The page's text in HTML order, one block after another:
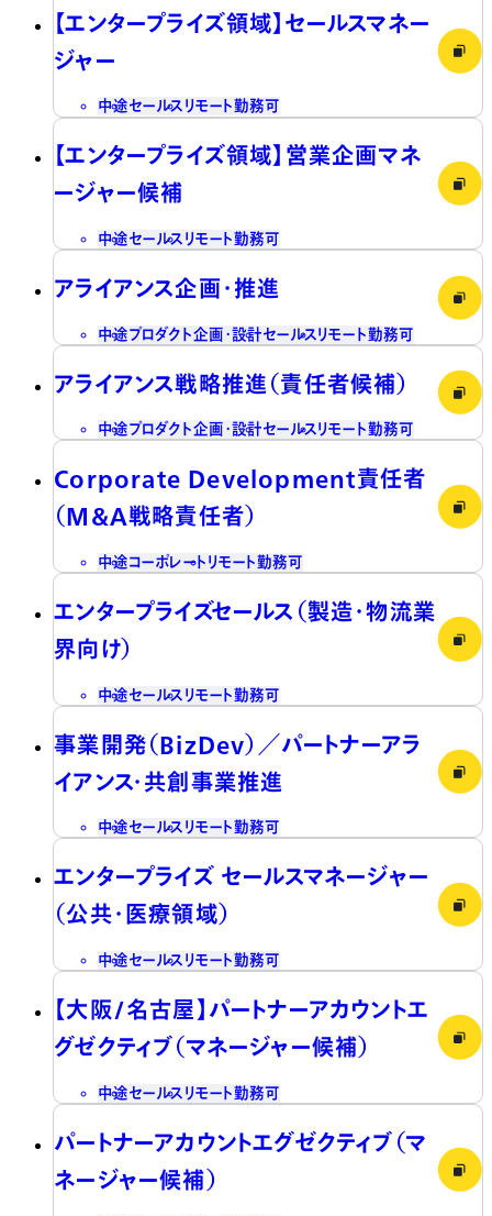
【エンタープライズ領域】セールスマネー
ジャー
中途セールス リモート勤務可
【エンタープライズ領域】営業企画マネ
ージャー候補
中途セールス リモート勤務可
アライアンス企画・推進
中途プロダクト企画・設計セールス リモート勤務可
アライアンス戦略推進（責任者候補）
中途プロダクト企画・設計セールスリモート勤務可
Corporate Development責任者
（M&A戦略責任者）
中途コーポレート リモート勤務可
エンタープライズセールス（製造・物流業
界向け）
中途セールス リモート勤務可
事業開発（BizDev）／パートナーアラ
イアンス・共創事業推進
中途セールス リモート勤務可
エンタープライズ セールスマネージャー
（公共・医療領域）
中途セールス リモート勤務可
【大阪/名古屋】パートナーアカウントエ
グゼクティブ（マネージャー候補）
中途セールス リモート勤務可
パートナーアカウントエグゼクティブ（マ
ネージャー候補）